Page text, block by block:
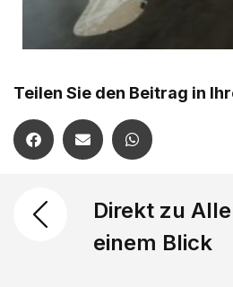
Teilen Sie den Beitrag in
Direkt zu
einem Blick